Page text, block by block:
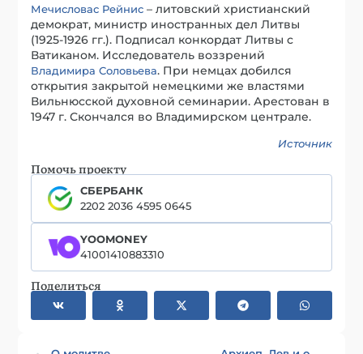
Мечисловас Рейнис – литовский христианский
демократ, министр иностранных дел Литвы
(1925-1926 гг.). Подписал конкордат Литвы с
Ватиканом. Исследователь воззрений
Владимира Соловьева. При немцах добился
открытия закрытой немецкими же властями
Вильнюсской духовной семинарии. Арестован в
1947 г. Скончался во Владимирском централе.
Источник
Помочь проекту
СБЕРБАНК
2202 2036 4595 0645
YOOMONEY
41001410883310
Поделиться